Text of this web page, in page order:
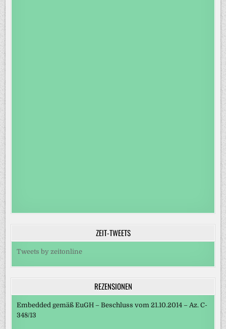
ZEIT-TWEETS
Tweets by zeitonline
REZENSIONEN
Embedded gemäß EuGH – Beschluss vom 21.10.2014 – Az. C-
348/13